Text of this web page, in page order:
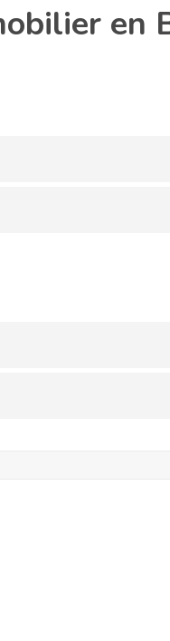
en